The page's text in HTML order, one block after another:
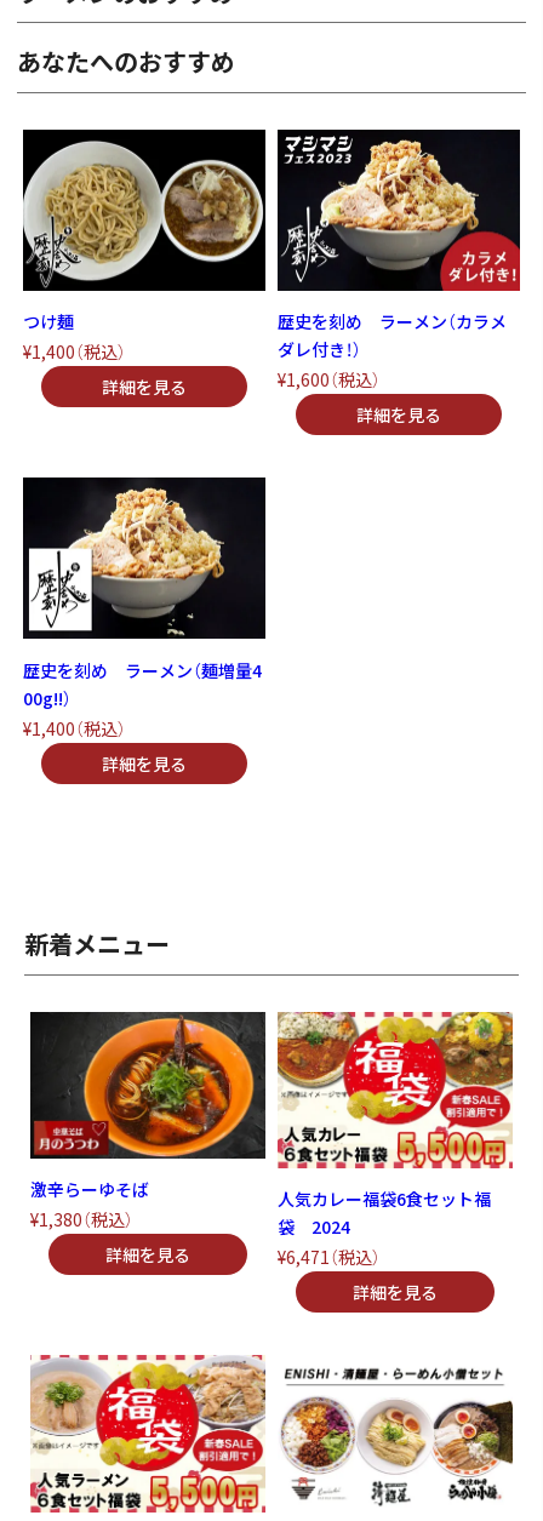
あなたへのおすすめ
つけ麺
¥1,400（税込）
歴史を刻め ラーメン（カラメ
ダレ付き！）
¥1,600（税込）
歴史を刻め ラーメン（麺増量4
00g!!）
¥1,400（税込）
新着メニュー
激辛らーゆそば
¥1,380（税込）
人気カレー福袋6食セット福
袋 2024
¥6,471（税込）